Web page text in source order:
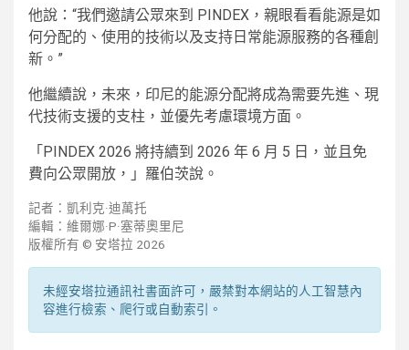
他說：“我們邀請公眾來到 PINDEX，親眼看看能源是如
何分配的、使用的技術以及支持日常能源服務的各種創
新。”
他繼續說，未來，印尼的能源分配將成為需要先進、現
代技術支援的支柱，並優先考慮環境方面。
「PINDEX 2026 將持續到 2026 年 6 月 5 日，並且免
費向公眾開放，」羅伯茨說。
記者：凱利克·迪萬托
編輯：維爾娜·P·塞蒂奧里尼
版權所有 © 安塔拉 2026
未經安塔拉通訊社書面許可，嚴禁對本網站的人工智慧內
容進行檢索、爬行或自動索引。